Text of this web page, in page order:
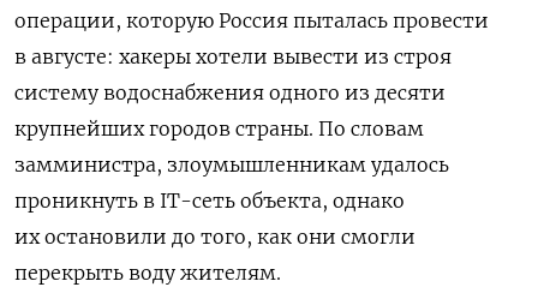
операции, которую Россия пыталась провести
в августе: хакеры хотели вывести из строя
систему водоснабжения одного из десяти
крупнейших городов страны. По словам
замминистра, злоумышленникам удалось
проникнуть в IT-сеть объекта, однако
их остановили до того, как они смогли
перекрыть воду жителям.